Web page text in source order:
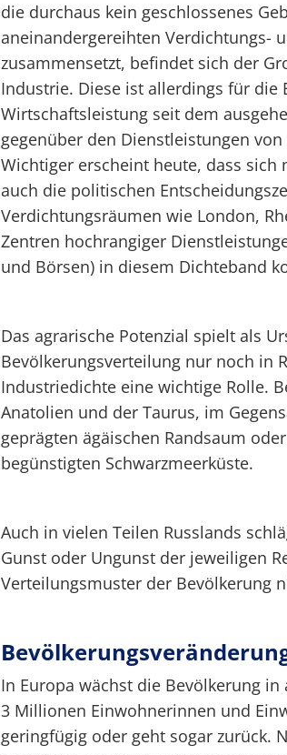
die durchaus kein geschlossenes
aneinandergereihten Verdichtungs-
zusammensetzt, befindet sich der
Industrie. Diese ist allerdings für die
Wirtschaftsleistung seit dem
gegenüber den Dienstleistungen
Wichtiger erscheint heute, dass sich
auch die politischen
Verdichtungsräumen wie London,
Zentren hochrangiger
und Börsen) in diesem Dichteband
Das agrarische Potenzial spielt als
Bevölkerungsverteilung nur noch in
Industriedichte eine wichtige Rolle.
Anatolien und der Taurus, im
geprägten ägäischen Randsaum
begünstigten Schwarzmeerküste.
Auch in vielen Teilen Russlands
Gunst oder Ungunst der jeweiligen
Verteilungsmuster der Bevölkerung
In Europa wächst die Bevölkerung
3 Millionen Einwohnerinnen und
geringfügig oder geht sogar zurück.